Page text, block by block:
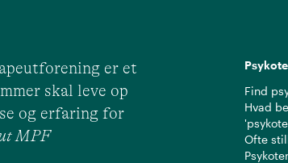
er et
skal leve op
og erfaring for
MPF
Find
Hvad
Ofte